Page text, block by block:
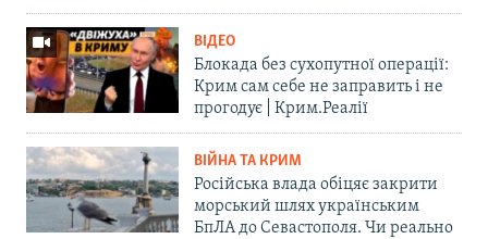
ВІДЕО
Блокада без сухопутної операції:
Крим сам себе не заправить і не
прогодує | Крим.Реалії
ВІЙНА ТА КРИМ
Російська влада обіцяє закрити
морський шлях українським
БпЛА до Севастополя. Чи реально